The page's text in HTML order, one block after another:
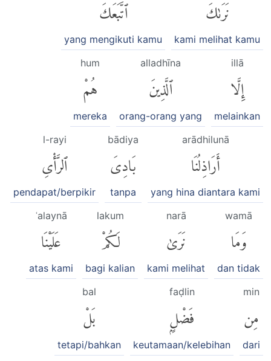
نَرَىٰكَ
kami melihat kamu
ٱتَّبَعَكَ
yang mengikuti kamu
illā
إِلَّا
melainkan
alladhīna
ٱلَّذِينَ
orang-orang yang
hum
هُمْ
mereka
arādhilunā
أَرَاذِلُنَا
yang hina diantara kami
bādiya
بَادِىَ
tanpa
l-rayi
ٱلرَّأْىِ
pendapat/berpikir
wamā
وَمَا
dan tidak
narā
نَرَىٰ
kami melihat
lakum
لَكُمْ
bagi kalian
ʿalaynā
عَلَيْنَا
atas kami
min
مِن
dari
faḍlin
فَضْلٍۭ
keutamaan/kelebihan
bal
بَلْ
tetapi/bahkan